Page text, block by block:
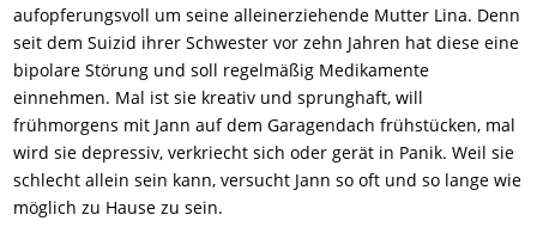
aufopferungsvoll um seine alleinerziehende Mutter Lina. Denn
seit dem Suizid ihrer Schwester vor zehn Jahren hat diese eine
bipolare Störung und soll regelmäßig Medikamente
einnehmen. Mal ist sie kreativ und sprunghaft, will
frühmorgens mit Jann auf dem Garagendach frühstücken, mal
wird sie depressiv, verkriecht sich oder gerät in Panik. Weil sie
schlecht allein sein kann, versucht Jann so oft und so lange wie
möglich zu Hause zu sein.